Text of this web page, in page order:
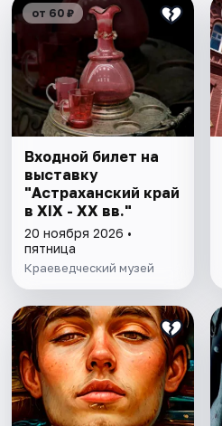
от 60 ₽
Входной билет на
выставку
"Астраханский край
в XIX - XX вв."
20 ноября 2026 •
пятница
Краеведческий музей